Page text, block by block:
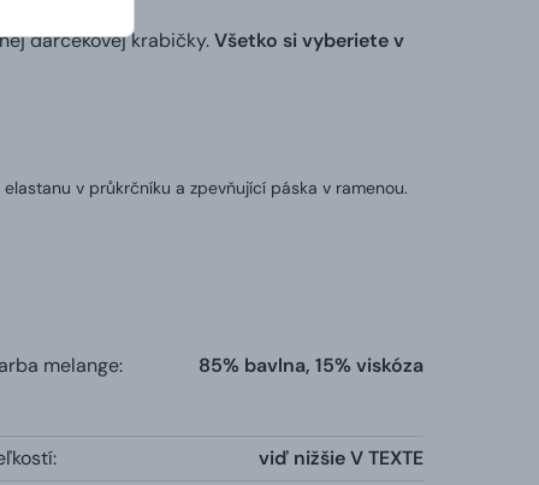
darčekovej krabičky.Všetko si vyberiete v
v průkrčníku a zpevňující páska v ramenou.
melange: 85% bavlna, 15% viskóza
viď nižšie V TEXTE